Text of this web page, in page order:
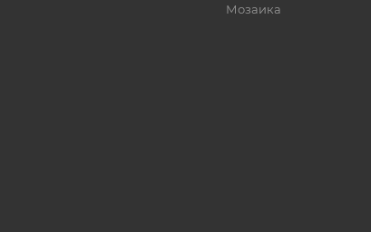
Мозаика